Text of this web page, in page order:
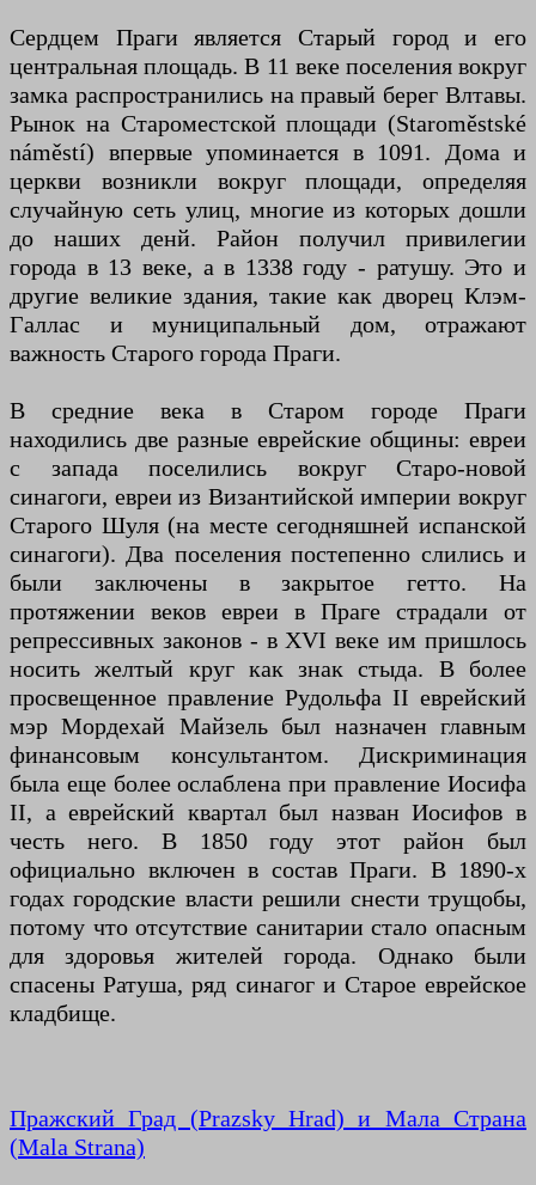
Сердцем Праги является Старый город и его
центральная площадь. В 11 веке поселения вокруг
замка распространились на правый берег Влтавы.
Рынок на Староместской площади (Staroměstské
náměstí) впервые упоминается в 1091. Дома и
церкви возникли вокруг площади, определяя
случайную сеть улиц, многие из которых дошли
до наших денй. Район получил привилегии
города в 13 веке, а в 1338 году - ратушу. Это и
другие великие здания, такие как дворец Клэм-
Галлас и муниципальный дом, отражают
важность Старого города Праги.
В средние века в Старом городе Праги
находились две разные еврейские общины: евреи
с запада поселились вокруг Старо-новой
синагоги, евреи из Византийской империи вокруг
Старого Шуля (на месте сегодняшней испанской
синагоги). Два поселения постепенно слились и
были заключены в закрытое гетто. На
протяжении веков евреи в Праге страдали от
репрессивных законов - в XVI веке им пришлось
носить желтый круг как знак стыда. В более
просвещенное правление Рудольфа II еврейский
мэр Мордехай Майзель был назначен главным
финансовым консультантом. Дискриминация
была еще более ослаблена при правление Иосифа
II, а еврейский квартал был назван Иосифов в
честь него. В 1850 году этот район был
официально включен в состав Праги. В 1890-х
годах городские власти решили снести трущобы,
потому что отсутствие санитарии стало опасным
для здоровья жителей города. Однако были
спасены Ратуша, ряд синагог и Старое еврейское
кладбище.
Пражский Град (Prazsky Hrad) и Мала Страна
(Mala Strana)